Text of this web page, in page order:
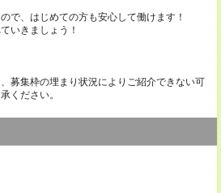
で、はじめての方も安心して働けます！
いきましょう！
募集枠の埋まり状況によりご紹介できない可
ください。